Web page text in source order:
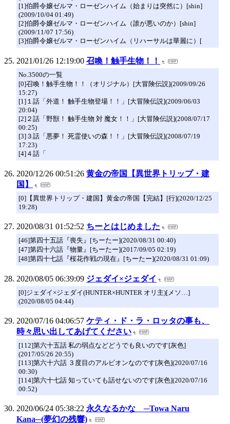
[1]伯爵令嬢ゼルマ・ローゼンハイム（始まりは突然に）[shin]
(2009/10/04 01:49)
[2]伯爵令嬢ゼルマ・ローゼンハイム（誰が悪いのか）[shin]
(2009/11/07 17:56)
[3]伯爵令嬢ゼルマ・ローゼンハイム（リハーサルは華麗に）[
2021/01/26 12:19:00 召喚！触手生物！！
No.3500の一覧
[0]召喚！触手生物！！（オリジナル）[大冒険伝説](2009/09/26
15:27)
[1]１話「外道！ 触手生物登場！！」[大冒険伝説](2009/06/03
20:04)
[2]２話「野獣！ 触手生物 対 魔女！！」[大冒険伝説](2008/07/17
00:25)
[3]３話「悪夢！ 死霊使いの森！！」[大冒険伝説](2008/07/19
17:23)
[4]４話「
2020/12/26 00:51:26 黄金の帝国【異世界トリップ・建
国】
[0]【異世界トリップ・建国】黄金の帝国【完結】[行](2020/12/25
19:28)
2020/08/31 01:52:52 ちーとはじめました
[46]第四十五話『喪失』[ちーたー](2020/08/31 00:40)
[47]第四十六話『物量』[ちーたー](2017/09/05 02:19)
[48]第四十七話『桜花作戦の現在』[ちーたー](2020/08/31 01:09)
2020/08/05 06:39:09 ジェダイ×ジェダイ
[0]ジェダイ×ジェダイ(HUNTER×HUNTER オリ主)[メソ…]
(2020/08/05 04:44)
2020/07/16 04:06:57 ケティ・ド・ラ・ロッタの事も、
時々思い出してあげてください
[112]第六十五話 私の弱点などどうでも良いのです[灰色]
(2017/05/26 20:55)
[113]第六十六話 ３度目のアルビオンなのです[灰色](2020/07/16
00:30)
[114]第六十七話 知っていても話せないのです[灰色](2020/07/16
00:52)
2020/06/24 05:38:22 永久なるかな ─Towa Naru
Kana─(夢幻の残響)